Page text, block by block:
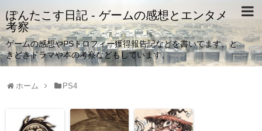
ぽんたこす日記 - ゲームの感想とエンタメ
考察
ゲームの感想やPSトロフィー獲得報告記などを書いてます。と
きどきドラマや本の考察などもしています。
ホーム PS4